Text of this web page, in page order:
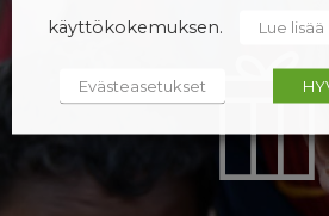
käyttökokemuksen.
Lue lisää
Evästeasetukset